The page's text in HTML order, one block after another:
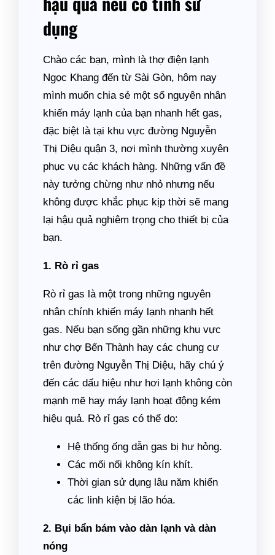
dụng
Chào các bạn, mình là thợ điện lạnh
Ngọc Khang đến từ Sài Gòn, hôm nay
mình muốn chia sẻ một số nguyên nhân
khiến máy lạnh của bạn nhanh hết gas,
đặc biệt là tại khu vực đường Nguyễn
Thị Diệu quận 3, nơi mình thường xuyên
phục vụ các khách hàng. Những vấn đề
này tưởng chừng như nhỏ nhưng nếu
không được khắc phục kịp thời sẽ mang
lại hậu quả nghiêm trọng cho thiết bị của
bạn.
1. Rò rỉ gas
Rò rỉ gas là một trong những nguyên
nhân chính khiến máy lạnh nhanh hết
gas. Nếu bạn sống gần những khu vực
như chợ Bến Thành hay các chung cư
trên đường Nguyễn Thị Diệu, hãy chú ý
đến các dấu hiệu như hơi lạnh không còn
mạnh mẽ hay máy lạnh hoạt động kém
hiệu quả. Rò rỉ gas có thể do:
Hệ thống ống dẫn gas bị hư hỏng.
Các mối nối không kín khít.
Thời gian sử dụng lâu năm khiến
các linh kiện bị lão hóa.
2. Bụi bẩn bám vào dàn lạnh và dàn
nóng